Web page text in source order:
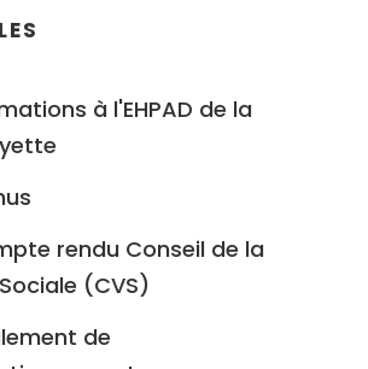
à l'EHPAD de la
rendu Conseil de la
(CVS)
de